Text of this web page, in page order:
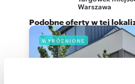
Warszawa
Podobne oferty w tej
WYRÓŻNIONE